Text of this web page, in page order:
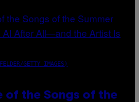
GETTY IMAGES)
of the Songs of the